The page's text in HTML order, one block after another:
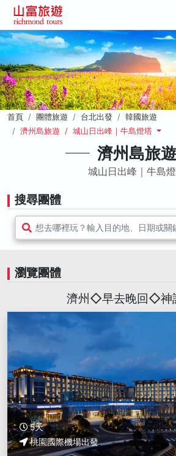
首頁 團體旅遊 台北出發
韓國旅遊
濟州島旅遊 / 城山日出峰｜牛島燈塔
濟州島旅遊
城山日出峰｜牛島
搜尋團體
想去哪裡玩？輸入目的地、日期或關
瀏覽團體
濟州◇早去晚回◇神
5天
桃園國際機場出發